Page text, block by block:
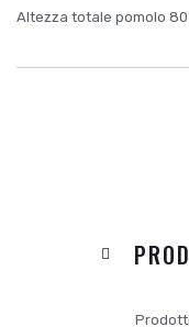
Altezza totale pomolo 80